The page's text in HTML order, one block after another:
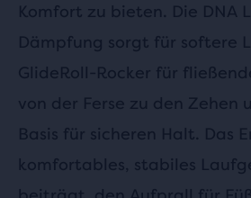
Komfort zu bieten. Die DNA
Dämpfung sorgt für softere
GlideRoll-Rocker für
von der Ferse zu den Zehen
Basis für sicheren Halt. Das
komfortables, stabiles